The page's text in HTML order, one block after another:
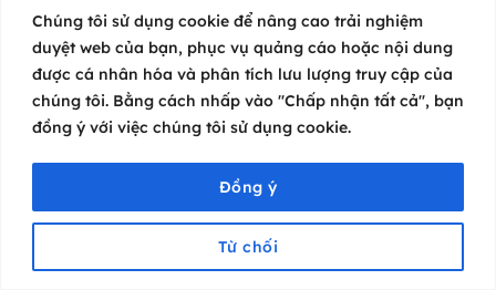
Chúng tôi sử dụng cookie để nâng cao trải nghiệm
duyệt web của bạn, phục vụ quảng cáo hoặc nội dung
được cá nhân hóa và phân tích lưu lượng truy cập của
chúng tôi. Bằng cách nhấp vào "Chấp nhận tất cả", bạn
đồng ý với việc chúng tôi sử dụng cookie.
Từ chối
Đồng ý
Bán hàng đa kênh
Cho Shop thời trang
Giáo dục
Cho shop bán lẻ
Shop công nghệ
Tài nguyên
Trang chủ Menu Video Cộng đồng Hỗ trợ Liên hệ